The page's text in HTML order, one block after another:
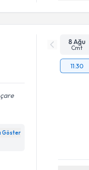
Göster
8 Ağu
Cmt
11:30